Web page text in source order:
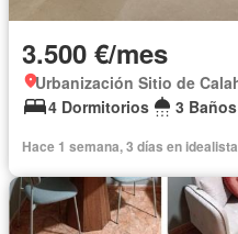
3.500 €/mes
4 Dormitorios
3 Baños
Hace 1 semana, 3 días en idealista